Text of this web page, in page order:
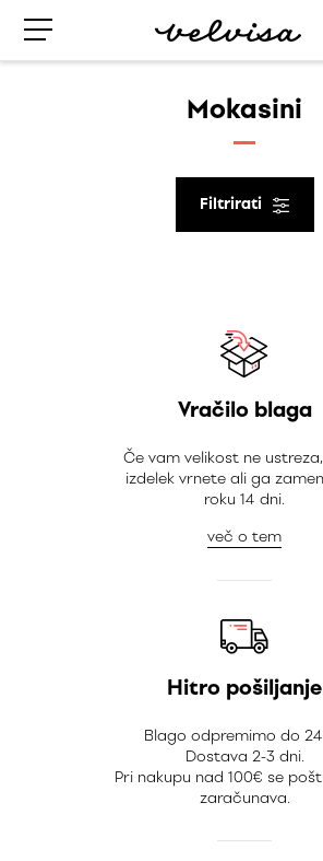
Mokasini
Filtrirati
Vračilo blaga
Če vam velikost ne
izdelek vrnete ali ga
roku 14 dni.
več o tem
Hitro pošiljanje
Blago odpremimo do
Dostava 2-3 dni.
Pri nakupu nad 100€ se
zaračunava.